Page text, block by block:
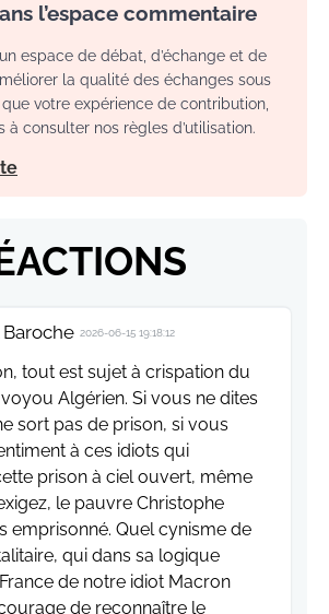
l’espace commentaire
espace de débat, d’échange et de
la qualité des échanges sous
votre expérience de contribution,
à consulter nos règles d’utilisation.
2026-06-15 19:18:12
tout est sujet à crispation du
Algérien. Si vous ne dites
sort pas de prison, si vous
à ces idiots qui
prison à ciel ouvert, même
le pauvre Christophe
emprisonné. Quel cynisme de
qui dans sa logique
de notre idiot Macron
de reconnaître le